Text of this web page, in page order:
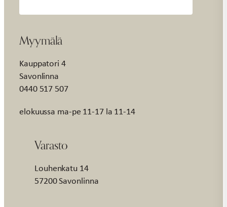
Myymälä
Kauppatori 4
Savonlinna
0440 517 507
elokuussa ma-pe 11-17 la 11-14
Varasto
Louhenkatu 14
57200 Savonlinna